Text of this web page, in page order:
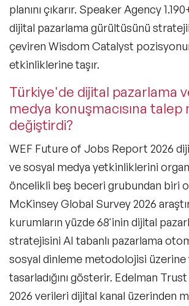
planını çıkarır. Speaker Agency
dijital pazarlama gürültüsünü
çeviren Wisdom Catalyst
etkinliklerine taşır.
Türkiye'de dijital pazarlama
medya konuşmacısına talep
değiştirdi?
WEF Future of Jobs Report 2026
ve sosyal medya yetkinliklerini
öncelikli beş beceri grubundan biri
McKinsey Global Survey 2026
kurumların yüzde 68'inin dijital
stratejisini AI tabanlı pazarlama
sosyal dinleme metodolojisi üzerine
tasarladığını gösterir. Edelman
2026 verileri dijital kanal üzerinden